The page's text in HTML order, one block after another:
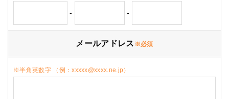
- -
メールアドレス ※必須
※半角英数字 （例：xxxxx@xxxx.ne.jp）